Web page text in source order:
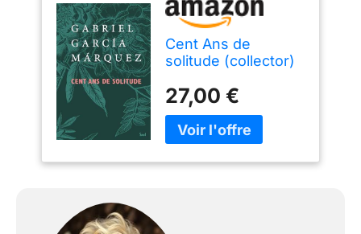
Cent Ans de
solitude (collector)
27,00 €